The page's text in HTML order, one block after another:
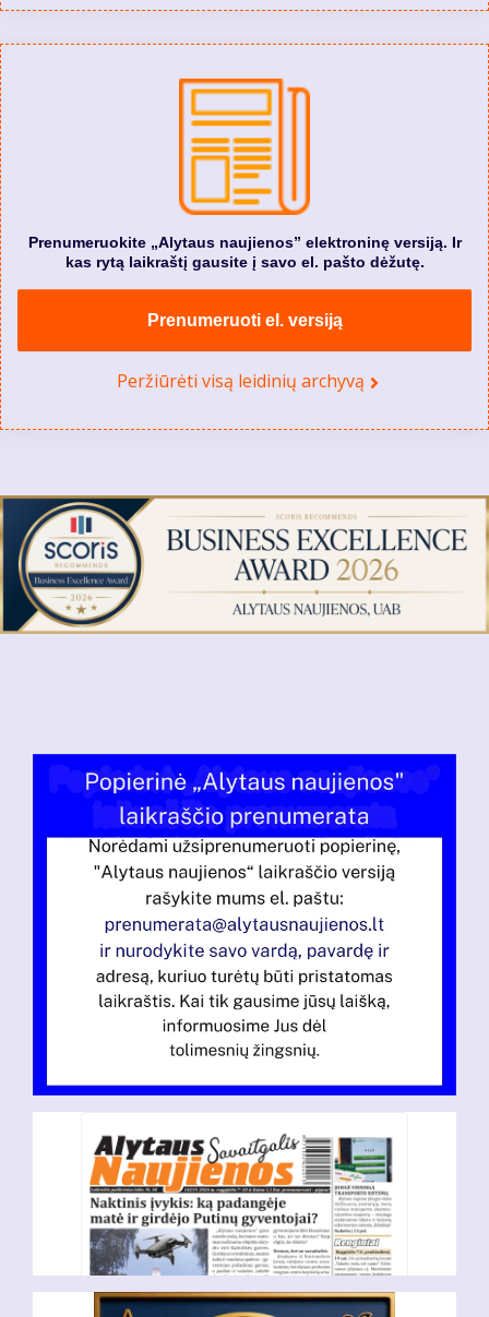
Prenumeruokite „Alytaus naujienos” elektroninę versiją. Ir
kas rytą laikraštį gausite į savo el. pašto dėžutę.
Prenumeruoti el. versiją
Peržiūrėti visą leidinių archyvą